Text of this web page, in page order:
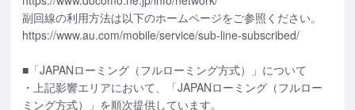
副回線の利用方法は以下のホームページをご参照ください。
https://www.au.com/mobile/service/sub-line-subscribed/
■「JAPANローミング（フルローミング方式）」について
・上記影響エリアにおいて、「JAPANローミング（フルロー
ミング方式）」を順次提供しています。